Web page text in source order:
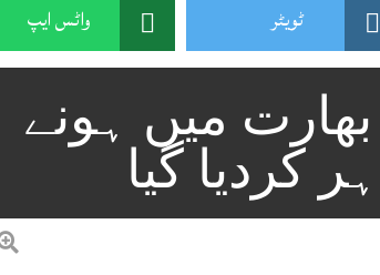
ٹویٹر واٹس ایپ
میں ہونے
کردیا گیا